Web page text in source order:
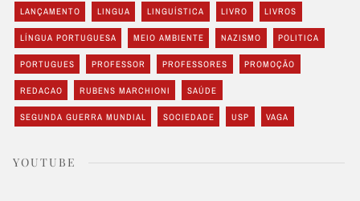
LANÇAMENTO LINGUA LINGUÍSTICA LIVRO LIVROS
LÍNGUA PORTUGUESA MEIO AMBIENTE NAZISMO POLITICA
PORTUGUES PROFESSOR PROFESSORES PROMOÇÃO
REDACAO RUBENS MARCHIONI SAÚDE
SEGUNDA GUERRA MUNDIAL SOCIEDADE USP VAGA
YOUTUBE